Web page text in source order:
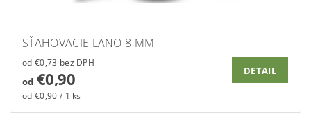
SŤAHOVACIE LANO 8 MM
od €0,73 bez DPH
od€0,90
od €0,90 / 1 ks
DETAIL